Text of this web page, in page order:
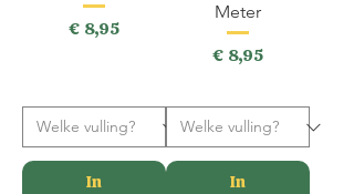
Prijs
€ 8,95
In
Meter
Prijs
€ 8,95
In